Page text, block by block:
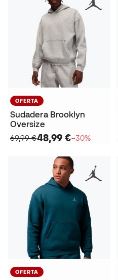
OFERTA
Sudadera Brooklyn
Oversize
69,99 €48,99 €−30%
OFERTA